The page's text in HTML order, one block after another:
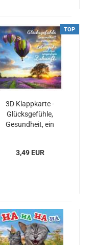
TOP
3D Klappkarte -
Glücksgefühle,
Gesundheit, ein
3,49 EUR